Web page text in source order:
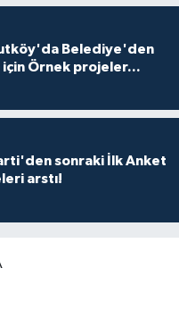
Belediye'den
için Örnek projeler...
sonraki İlk Anket
arstı!